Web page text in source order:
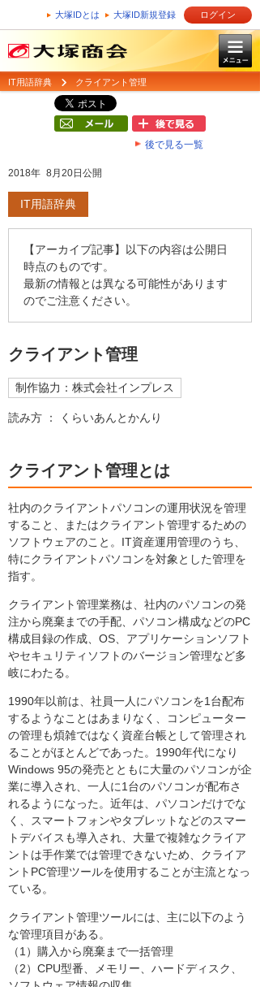
大塚IDとは 大塚ID新規登録 ログイン
IT用語辞典 クライアント管理
後で見る一覧
2018年 8月20日公開
IT用語辞典
【アーカイブ記事】以下の内容は公開日
時点のものです。
最新の情報とは異なる可能性があります
のでご注意ください。
クライアント管理
制作協力：株式会社インプレス
読み方 ： くらいあんとかんり
クライアント管理とは
社内のクライアントパソコンの運用状況を管理
すること、またはクライアント管理するための
ソフトウェアのこと。IT資産運用管理のうち、
特にクライアントパソコンを対象とした管理を
指す。
クライアント管理業務は、社内のパソコンの発
注から廃棄までの手配、パソコン構成などのPC
構成目録の作成、OS、アプリケーションソフト
やセキュリティソフトのバージョン管理など多
岐にわたる。
1990年以前は、社員一人にパソコンを1台配布
するようなことはあまりなく、コンピューター
の管理も煩雑ではなく資産台帳として管理され
ることがほとんどであった。1990年代になり
Windows 95の発売とともに大量のパソコンが企
業に導入され、一人に1台のパソコンが配布さ
れるようになった。近年は、パソコンだけでな
く、スマートフォンやタブレットなどのスマー
トデバイスも導入され、大量で複雑なクライア
ントは手作業では管理できないため、クライア
ントPC管理ツールを使用することが主流となっ
ている。
クライアント管理ツールには、主に以下のよう
な管理項目がある。
（1）購入から廃棄まで一括管理
（2）CPU型番、メモリー、ハードディスク、